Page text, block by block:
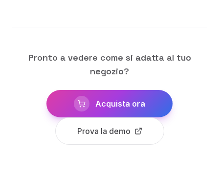
Pronto a vedere come si adatta al tuo
negozio?
Acquista ora
Prova la demo